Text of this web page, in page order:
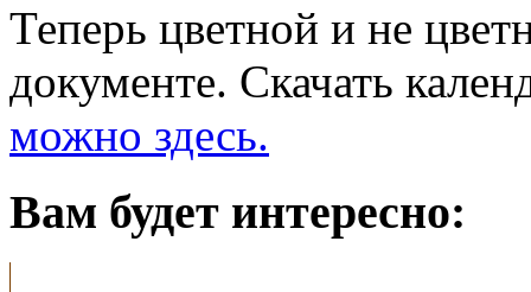
Теперь цветной и не
документе. Скачать
можно здесь.
Вам будет интересно: